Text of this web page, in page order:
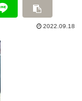
2022.09.18